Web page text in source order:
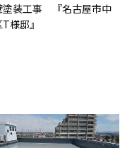
塗装工事 『名古屋市中
様邸』